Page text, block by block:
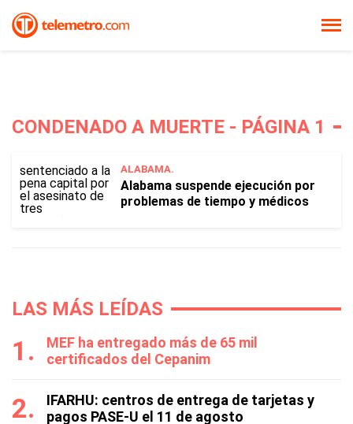
CONDENADO A MUERTE - PÁGINA 1
ALABAMA.
Alabama suspende ejecución por
problemas de tiempo y médicos
LAS MÁS LEÍDAS
MEF ha entregado más de 65 mil
certificados del Cepanim
IFARHU: centros de entrega de tarjetas y
pagos PASE-U el 11 de agosto